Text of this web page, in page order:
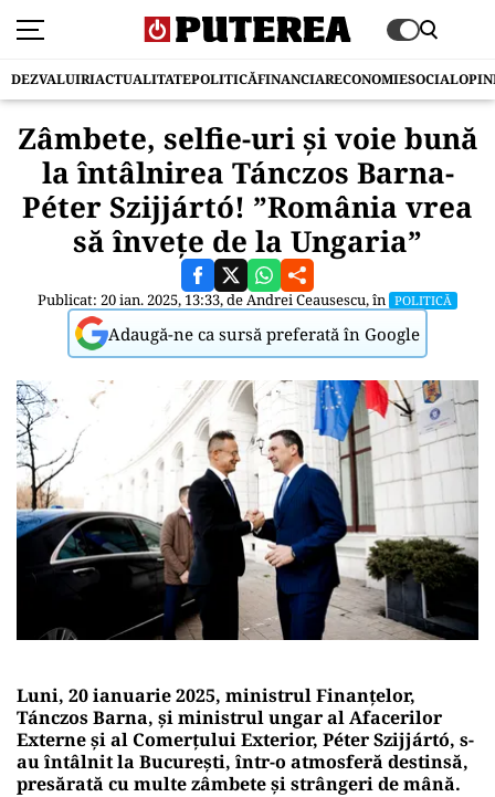
DEZVALUIRIACTUALITATEPOLITICĂFINANCIARECONOMIESOCIAL
Zâmbete, selfie-uri și voie bună
la întâlnirea Tánczos Barna-
Péter Szijjártó! ”România vrea
să învețe de la Ungaria”
Publicat: 20 ian. 2025, 13:33, deAndrei Ceausescu, în POLITICĂ
Adaugă-ne ca sursă preferată în Google
Luni, 20 ianuarie 2025, ministrul Finanțelor,
Tánczos Barna, și ministrul ungar al Afacerilor
Externe și al Comerțului Exterior, Péter Szijjártó, s-
au întâlnit la București, într-o atmosferă destinsă,
presărată cu multe zâmbete și strângeri de mână.